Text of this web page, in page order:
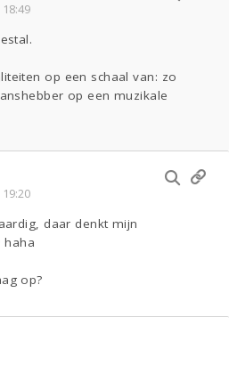
op een schaal van: zo
op een muzikale
daar denkt mijn
haha
op?